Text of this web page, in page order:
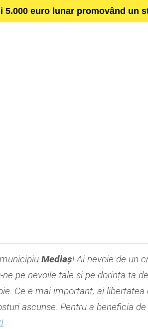
5.000 euro lunar promovând un
Mediaș! Ai nevoie de un
pe nevoile tale și pe dorința ta
Ce e mai important, ai
ascunse. Pentru a beneficia